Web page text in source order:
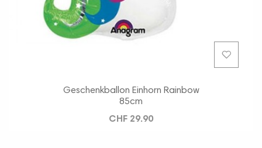
Geschenkballon Einhorn Rainbow
85cm
CHF 29.90